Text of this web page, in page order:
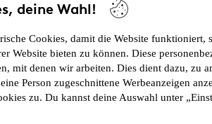
deine Wahl!
Cookies, damit die Website
Website bieten zu können. Diese
mit denen wir arbeiten. Dies dient dazu, zu
Person zugeschnittene Werbeanzeigen
zu. Du kannst deine Auswahl unter